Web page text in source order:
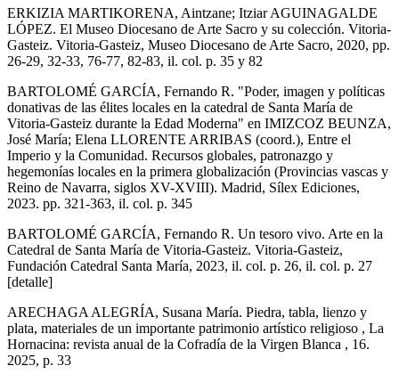
ERKIZIA MARTIKORENA, Aintzane; Itziar AGUINAGALDE
LÓPEZ. El Museo Diocesano de Arte Sacro y su colección. Vitoria-
Gasteiz. Vitoria-Gasteiz, Museo Diocesano de Arte Sacro, 2020, pp.
26-29, 32-33, 76-77, 82-83, il. col. p. 35 y 82
BARTOLOMÉ GARCÍA, Fernando R. "Poder, imagen y políticas
donativas de las élites locales en la catedral de Santa María de
Vitoria-Gasteiz durante la Edad Moderna" en IMIZCOZ BEUNZA,
José María; Elena LLORENTE ARRIBAS (coord.), Entre el
Imperio y la Comunidad. Recursos globales, patronazgo y
hegemonías locales en la primera globalización (Provincias vascas y
Reino de Navarra, siglos XV-XVIII). Madrid, Sílex Ediciones,
2023. pp. 321-363, il. col. p. 345
BARTOLOMÉ GARCÍA, Fernando R. Un tesoro vivo. Arte en la
Catedral de Santa María de Vitoria-Gasteiz. Vitoria-Gasteiz,
Fundación Catedral Santa María, 2023, il. col. p. 26, il. col. p. 27
[detalle]
ARECHAGA ALEGRÍA, Susana María. Piedra, tabla, lienzo y
plata, materiales de un importante patrimonio artístico religioso , La
Hornacina: revista anual de la Cofradía de la Virgen Blanca , 16.
2025, p. 33